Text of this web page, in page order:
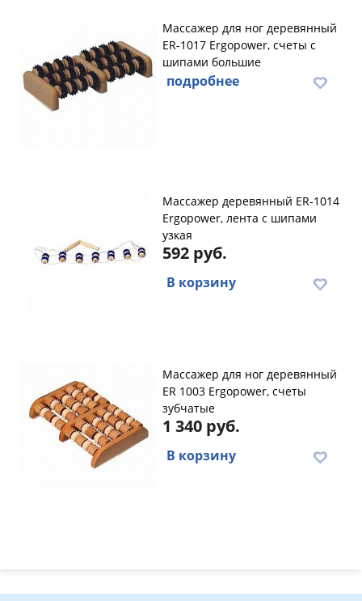
Массажер для ног деревянный
ER-1017 Ergopower, счеты с
шипами большие
подробнее
Массажер деревянный ER-1014
Ergopower, лента с шипами
узкая
592 руб.
В корзину
Массажер для ног деревянный
ER 1003 Ergopower, счеты
зубчатые
1 340 руб.
В корзину